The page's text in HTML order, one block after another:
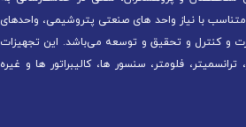
با نیاز واحد های صنعتی پتروشیمی، واحدهای
و کنترل و تحقیق و توسعه می‌باشد. این تجهیزات
فلومتر، سنسور ها، کالیبراتور ها و غیره